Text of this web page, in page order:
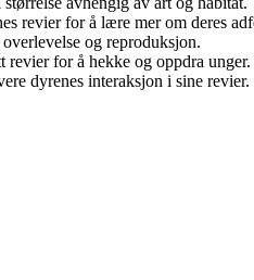
revier for å lære mer om deres
og reproduksjon.
for å hekke og oppdra unger.
dyrenes interaksjon i sine revier.